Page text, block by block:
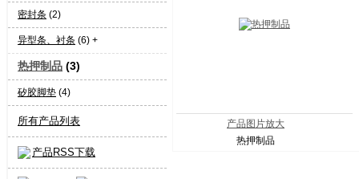
密封条 (2)
异型条、衬条 (6) +
热押制品 (3)
矽胶脚垫 (4)
所有产品列表
产品RSS下载
产品图片放大
热押制品